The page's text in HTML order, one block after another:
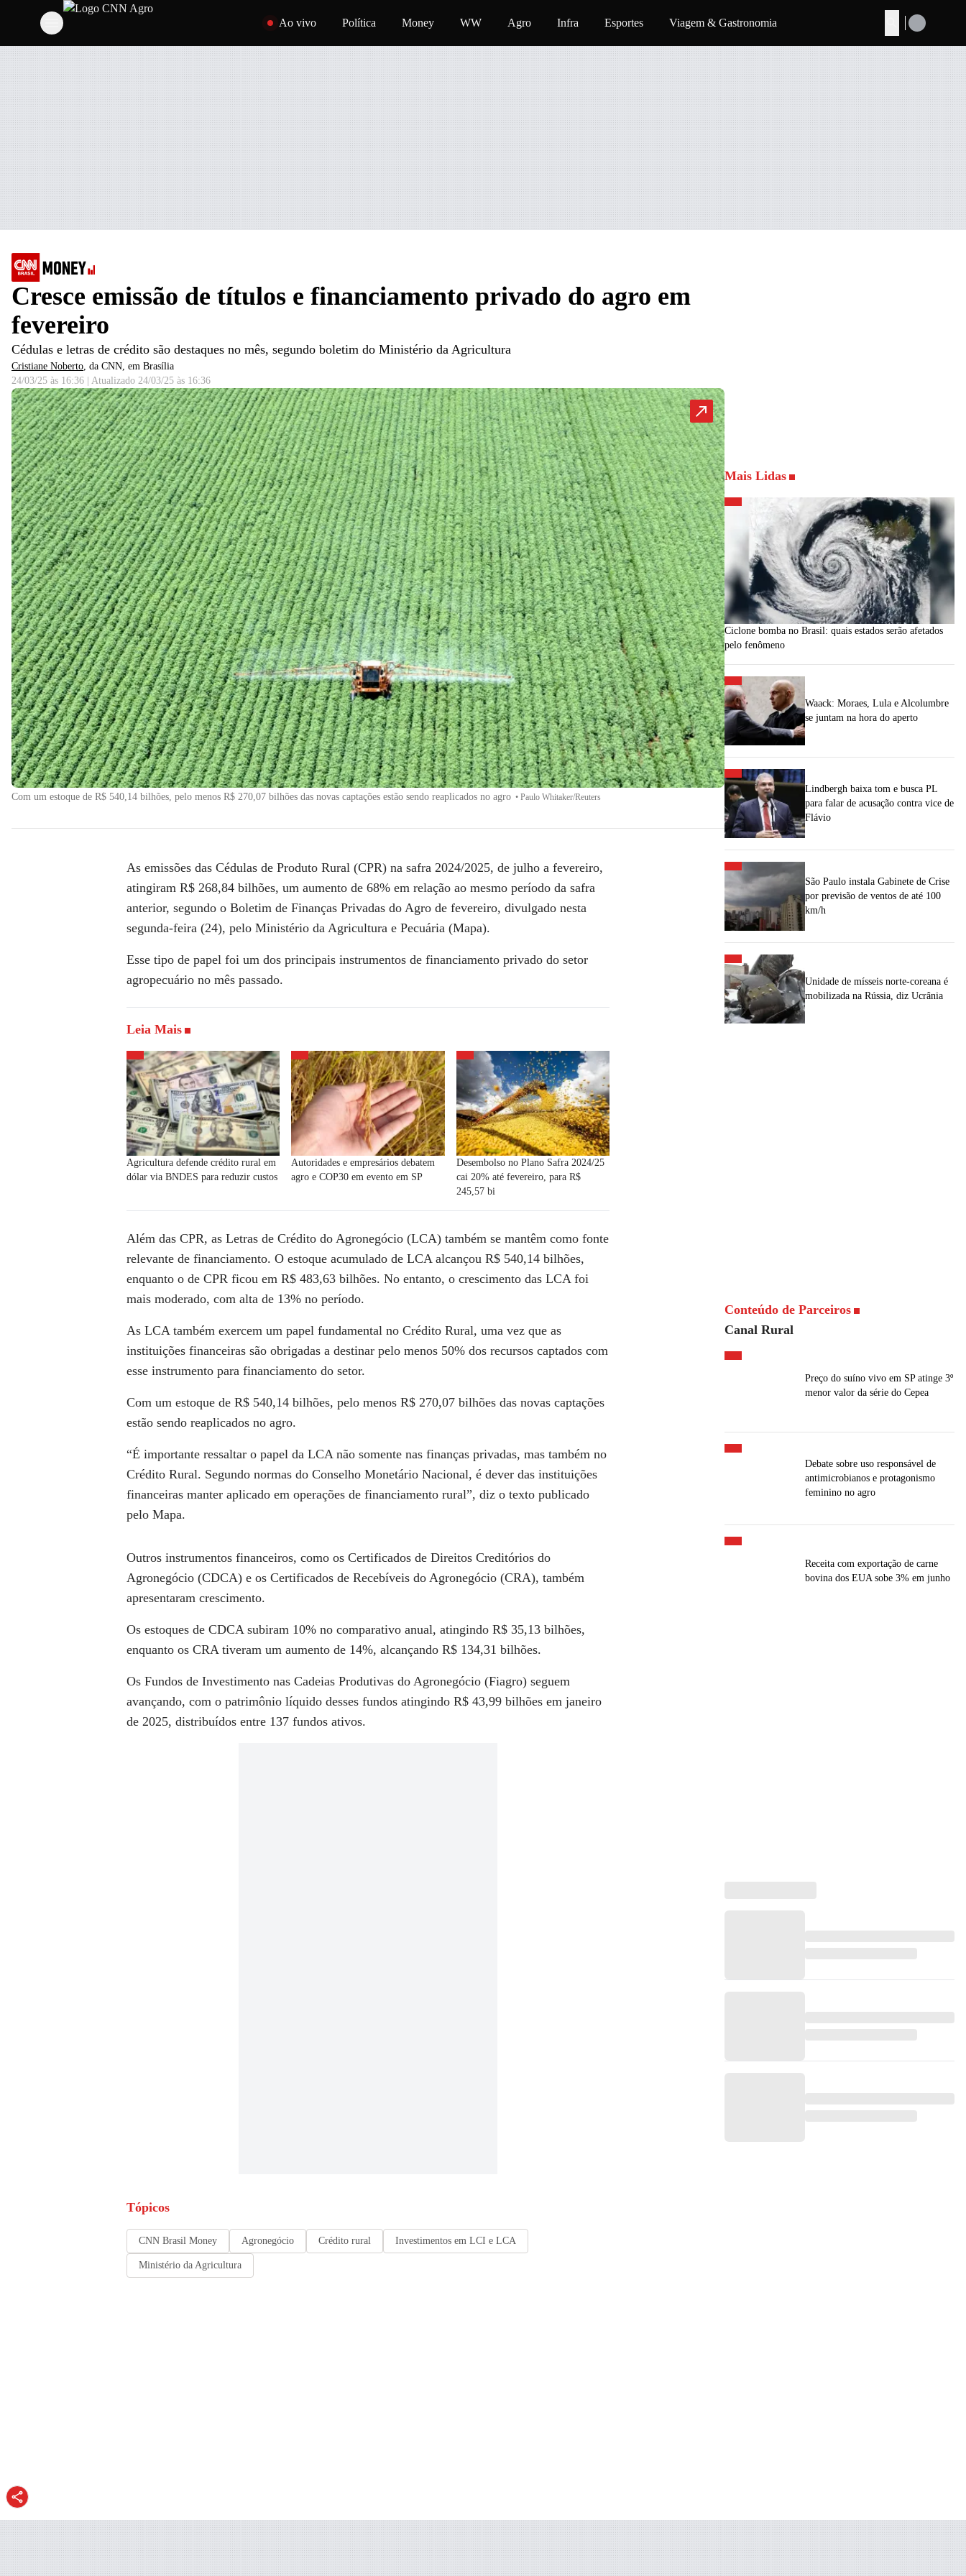
Buscar
Pular para o conteúdo
Ao vivo Política Money WW Agro Infra Esportes Viagem & Gastronomia
Cresce emissão de títulos e financiamento privado do agro em
fevereiro
Cédulas e letras de crédito são destaques no mês, segundo boletim do Ministério da Agricultura
Cristiane Noberto, da CNN, em Brasília
24/03/25 às 16:36
Atualizado 24/03/25 às 16:36
Com um estoque de R$ 540,14 bilhões, pelo menos R$ 270,07 bilhões das novas captações estão sendo reaplicados no agro • Paulo Whitaker/Reuters
As emissões das Cédulas de Produto Rural (CPR) na safra 2024/2025, de julho a fevereiro,
atingiram R$ 268,84 bilhões, um aumento de 68% em relação ao mesmo período da safra
anterior, segundo o Boletim de Finanças Privadas do Agro de fevereiro, divulgado nesta
segunda-feira (24), pelo Ministério da Agricultura e Pecuária (Mapa).
Esse tipo de papel foi um dos principais instrumentos de financiamento privado do setor
agropecuário no mês passado.
Leia Mais
Agricultura defende crédito rural em
dólar via BNDES para reduzir custos
Autoridades e empresários debatem
agro e COP30 em evento em SP
Desembolso no Plano Safra 2024/25
cai 20% até fevereiro, para R$
245,57 bi
Além das CPR, as Letras de Crédito do Agronegócio (LCA) também se mantêm como fonte
relevante de financiamento. O estoque acumulado de LCA alcançou R$ 540,14 bilhões,
enquanto o de CPR ficou em R$ 483,63 bilhões. No entanto, o crescimento das LCA foi
mais moderado, com alta de 13% no período.
As LCA também exercem um papel fundamental no Crédito Rural, uma vez que as
instituições financeiras são obrigadas a destinar pelo menos 50% dos recursos captados com
esse instrumento para financiamento do setor.
Com um estoque de R$ 540,14 bilhões, pelo menos R$ 270,07 bilhões das novas captações
estão sendo reaplicados no agro.
“É importante ressaltar o papel da LCA não somente nas finanças privadas, mas também no
Crédito Rural. Segundo normas do Conselho Monetário Nacional, é dever das instituições
financeiras manter aplicado em operações de financiamento rural”, diz o texto publicado
pelo Mapa.
Outros instrumentos financeiros, como os Certificados de Direitos Creditórios do
Agronegócio (CDCA) e os Certificados de Recebíveis do Agronegócio (CRA), também
apresentaram crescimento.
Os estoques de CDCA subiram 10% no comparativo anual, atingindo R$ 35,13 bilhões,
enquanto os CRA tiveram um aumento de 14%, alcançando R$ 134,31 bilhões.
Os Fundos de Investimento nas Cadeias Produtivas do Agronegócio (Fiagro) seguem
avançando, com o patrimônio líquido desses fundos atingindo R$ 43,99 bilhões em janeiro
de 2025, distribuídos entre 137 fundos ativos.
Tópicos
CNN Brasil Money Agronegócio Crédito rural Investimentos em LCI e LCA
Ministério da Agricultura
Mais Lidas
Ciclone bomba no Brasil: quais estados serão afetados
pelo fenômeno
Waack: Moraes, Lula e Alcolumbre
se juntam na hora do aperto
Lindbergh baixa tom e busca PL
para falar de acusação contra vice de
Flávio
São Paulo instala Gabinete de Crise
por previsão de ventos de até 100
km/h
Unidade de mísseis norte-coreana é
mobilizada na Rússia, diz Ucrânia
Conteúdo de Parceiros
Canal Rural
Preço do suíno vivo em SP atinge 3º
menor valor da série do Cepea
Debate sobre uso responsável de
antimicrobianos e protagonismo
feminino no agro
Receita com exportação de carne
bovina dos EUA sobe 3% em junho